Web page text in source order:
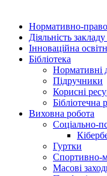
Нормативно-
Діяльність закладу
Інноваційна
Бібліотека
Нормативні
Підручники
Корисні
Бібліотечна
Виховна робота
Соціально-
Гуртки
Спортивно-
Масові